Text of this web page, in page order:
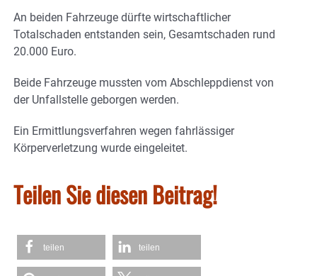
An beiden Fahrzeuge dürfte wirtschaftlicher
Totalschaden entstanden sein, Gesamtschaden rund
20.000 Euro.
Beide Fahrzeuge mussten vom Abschleppdienst von
der Unfallstelle geborgen werden.
Ein Ermittlungsverfahren wegen fahrlässiger
Körperverletzung wurde eingeleitet.
Teilen Sie diesen Beitrag!
teilen teilen